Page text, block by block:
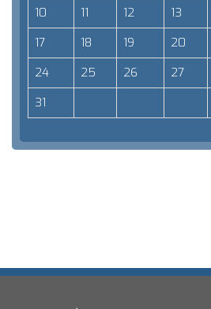
10
11 12 13
17
18 19 20
24
25 26 27
31